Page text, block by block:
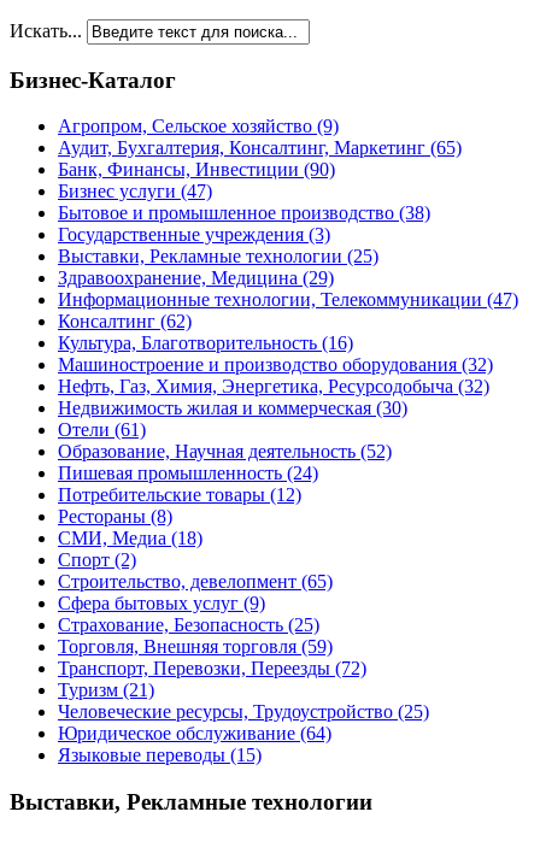
Искать...
Бизнес-Каталог
Агропром, Сельское хозяйство (9)
Аудит, Бухгалтерия, Консалтинг, Маркетинг (65)
Банк, Финансы, Инвестиции (90)
Бизнес услуги (47)
Бытовое и промышленное производство (38)
Государственные учреждения (3)
Выставки, Рекламные технологии (25)
Здравоохранение, Медицина (29)
Информационные технологии, Телекоммуникации (47)
Консалтинг (62)
Культура, Благотворительность (16)
Машиностроение и производство оборудования (32)
Нефть, Газ, Химия, Энергетика, Ресурсодобыча (32)
Недвижимость жилая и коммерческая (30)
Отели (61)
Образование, Научная деятельность (52)
Пишевая промышленность (24)
Потребительские товары (12)
Рестораны (8)
СМИ, Медиа (18)
Спорт (2)
Строительство, девелопмент (65)
Сфера бытовых услуг (9)
Страхование, Безопасность (25)
Торговля, Внешняя торговля (59)
Транспорт, Перевозки, Переезды (72)
Туризм (21)
Человеческие ресурсы, Трудоустройство (25)
Юридическое обслуживание (64)
Языковые переводы (15)
Выставки, Рекламные технологии